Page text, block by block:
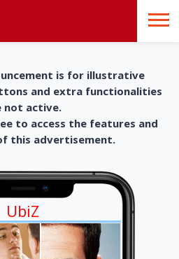
is for illustrative
and extra functionalities
not active.
to access the features and
this advertisement.
UbiZ